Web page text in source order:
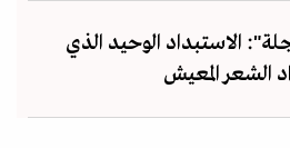
الاستبداد الوحيد الذي
الشعر المعيش